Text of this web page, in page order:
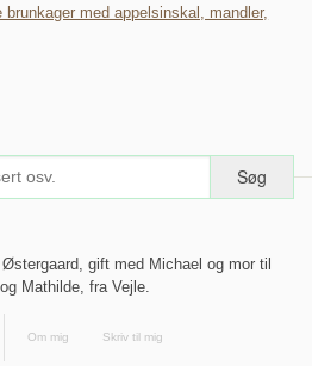
med appelsinskal, mandler,
gift med Michael og mor til
Mathilde, fra Vejle.
Om mig Skriv til mig